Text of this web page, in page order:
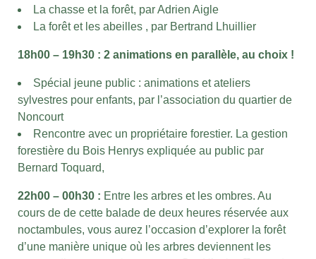
La chasse et la forêt, par Adrien Aigle
La forêt et les abeilles , par Bertrand Lhuillier
18h00 – 19h30 : 2 animations en parallèle, au choix !
Spécial jeune public : animations et ateliers
sylvestres pour enfants, par l’association du quartier de
Noncourt
Rencontre avec un propriétaire forestier. La gestion
forestière du Bois Henrys expliquée au public par
Bernard Toquard,
22h00 – 00h30 : Entre les arbres et les ombres. Au
cours de de cette balade de deux heures réservée aux
noctambules, vous aurez l’occasion d’explorer la forêt
d’une manière unique où les arbres deviennent les